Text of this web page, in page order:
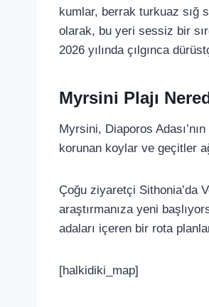
kumlar, berrak turkuaz sığ
olarak, bu yeri sessiz bir
2026 yılında çılgınca
Myrsini Plajı
Myrsini, Diaporos
korunan koylar ve geçitler
Çoğu ziyaretçi Sithonia’da
araştırmanıza yeni
adaları içeren bir rota
[halkidiki_map]